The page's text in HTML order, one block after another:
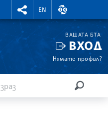
RIGHTMENU.SOCIAL
EN
ВАЛУТНИ
ВАШАТА БТА
ВХОД
Нямате профил?